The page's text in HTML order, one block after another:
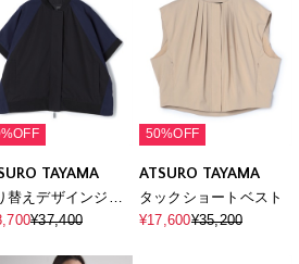
TAYAMA
替えデザインジッ
ャケット
¥37,400
50%OFF
ATSURO TAYAMA
タックショートベスト
¥17,600¥35,200